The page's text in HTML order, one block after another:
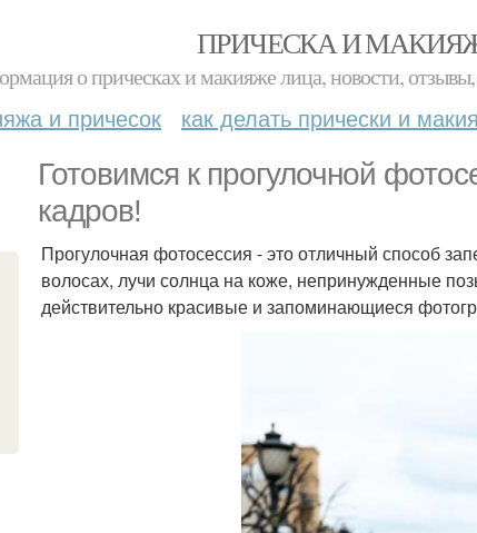
ПРИЧЕСКА И
о прическах и макияже лица, новости,
и причесок как делать прически и
Готовимся к прогулочной
кадров!
Прогулочная фотосессия - это отличный способ
волосах, лучи солнца на коже, непринужденные
действительно красивые и запоминающиеся